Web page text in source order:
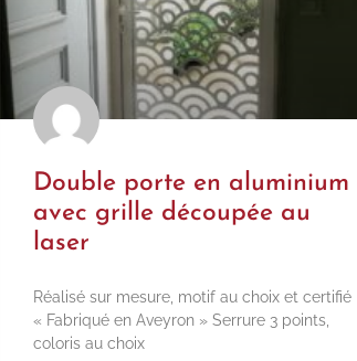
Double porte en aluminium
avec grille découpée au
laser
Réalisé sur mesure, motif au choix et certifié
« Fabriqué en Aveyron » Serrure 3 points,
coloris au choix